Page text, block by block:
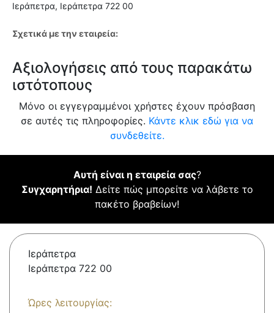
Ιεράπετρα, Ιεράπετρα 722 00
Σχετικά με την εταιρεία:
Αξιολογήσεις από τους παρακάτω
ιστότοπους
Μόνο οι εγγεγραμμένοι χρήστες έχουν πρόσβαση
σε αυτές τις πληροφορίες. Κάντε κλικ εδώ για να
συνδεθείτε.
Αυτή είναι η εταιρεία σας?
Συγχαρητήρια! Δείτε πώς μπορείτε να λάβετε το
πακέτο βραβείων!
Ιεράπετρα
Ιεράπετρα 722 00
Ώρες λειτουργίας: